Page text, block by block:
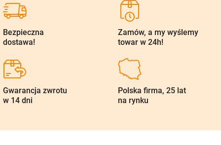
Bezpieczna
dostawa!
Zamów, a my wyślemy
towar w 24h!
Gwarancja zwrotu
w 14 dni
Polska firma, 25 lat
na rynku